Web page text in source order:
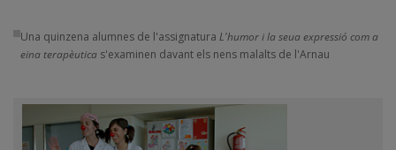
Una quinzena alumnes de l'assignatura L'humor i la seua expressió com a
eina terapèutica s'examinen davant els nens malalts de l'Arnau